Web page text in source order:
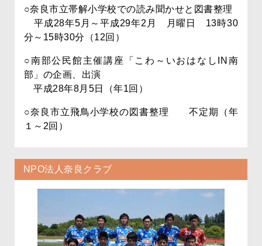
○奈良市立帯解小学校での読み聞かせと図書整理
平成28年5月～平成29年2月 月曜日 13時30
分～15時30分（12回）
○南部公民館主催講座「こわ～いおはなしIN南
部」の企画、出演
平成28年8月5日（年1回）
○奈良市立飛鳥小学校の図書整理 不定期（年
１～2回）
NPO法人奈良クラブ